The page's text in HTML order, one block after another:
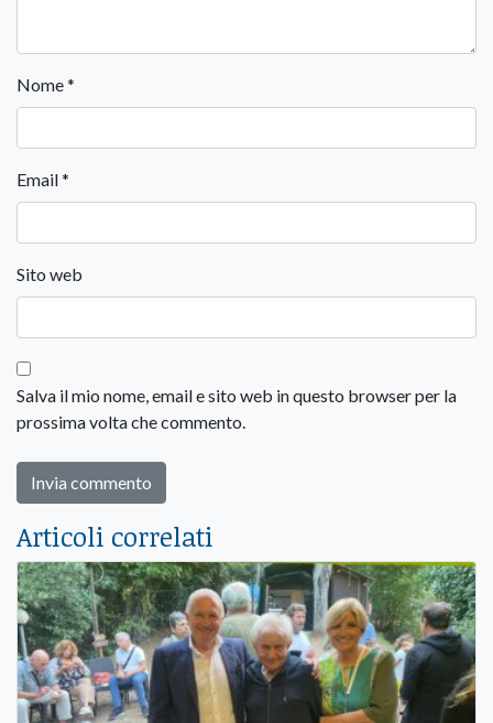
Nome*
Email*
Sito web
Salva il mio nome, email e sito web in questo browser per la
prossima volta che commento.
Articoli correlati